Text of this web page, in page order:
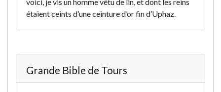
étaient ceints d’une ceinture d’or fin d’Uphaz.
Grande Bible de Tours